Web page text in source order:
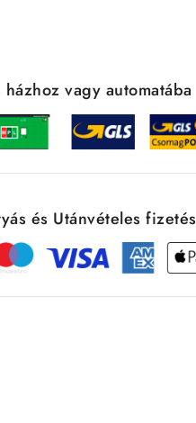
házhoz vagy automatába
és Utánvételes fizetés